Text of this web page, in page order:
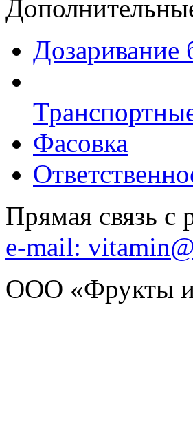
Дозаривание
Фасовка
Прямая связь с
e-mail:
ООО «Фрукты и